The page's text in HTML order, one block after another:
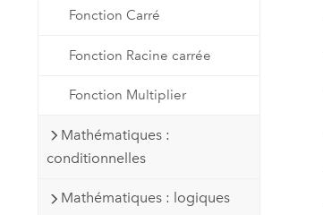
Fonction Carré
Fonction Racine carrée
Fonction Multiplier
Mathématiques :
conditionnelles
Mathématiques : logiques